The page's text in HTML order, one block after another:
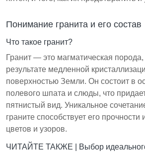
Регулярная герметизация
значение для предотвращения
Уход за гранитными
понимания их свойств и
ухода для предотвращения пятен.
Понимание гранита и его состав
Что такое гранит?
Гранит — это магматическая
результате медленной
поверхностью Земли. Он состоит в
полевого шпата и слюды, что
пятнистый вид. Уникальное
граните способствует его
цветов и узоров.
ЧИТАЙТЕ ТАКЖЕ |
Выбор